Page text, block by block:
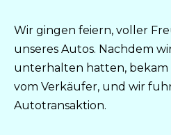
Wir gingen feiern, voller
unseres Autos. Nachdem
unterhalten hatten, bekam
vom Verkäufer, und wir
Autotransaktion.